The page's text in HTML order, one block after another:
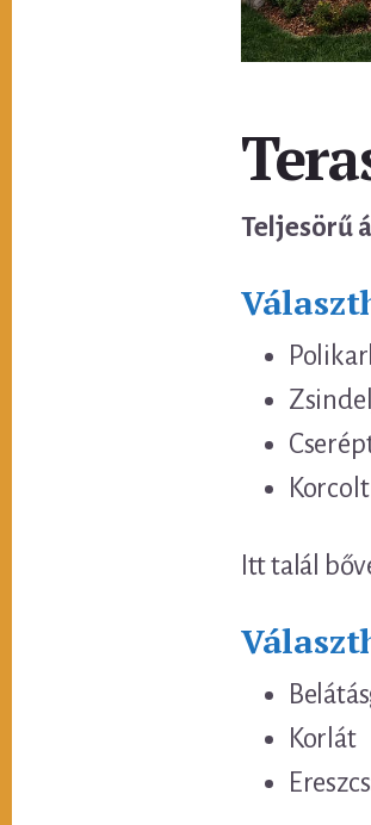
Teljesörű
Itt talál
Korlát